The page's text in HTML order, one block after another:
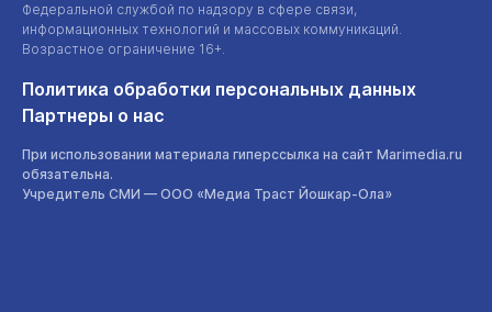
Федеральной службой по надзору в сфере связи,
информационных технологий и массовых коммуникаций.
Возрастное ограничение 16+.
Политика обработки персональных данных
Партнеры о нас
При использовании материала гиперссылка на сайт Marimedia.ru
обязательна.
Учредитель СМИ — ООО «Медиа Траст Йошкар-Ола»